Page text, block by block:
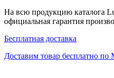
На всю продукцию каталога
официальная гарантия
Бесплатная доставка
Доставим товар бесплатно